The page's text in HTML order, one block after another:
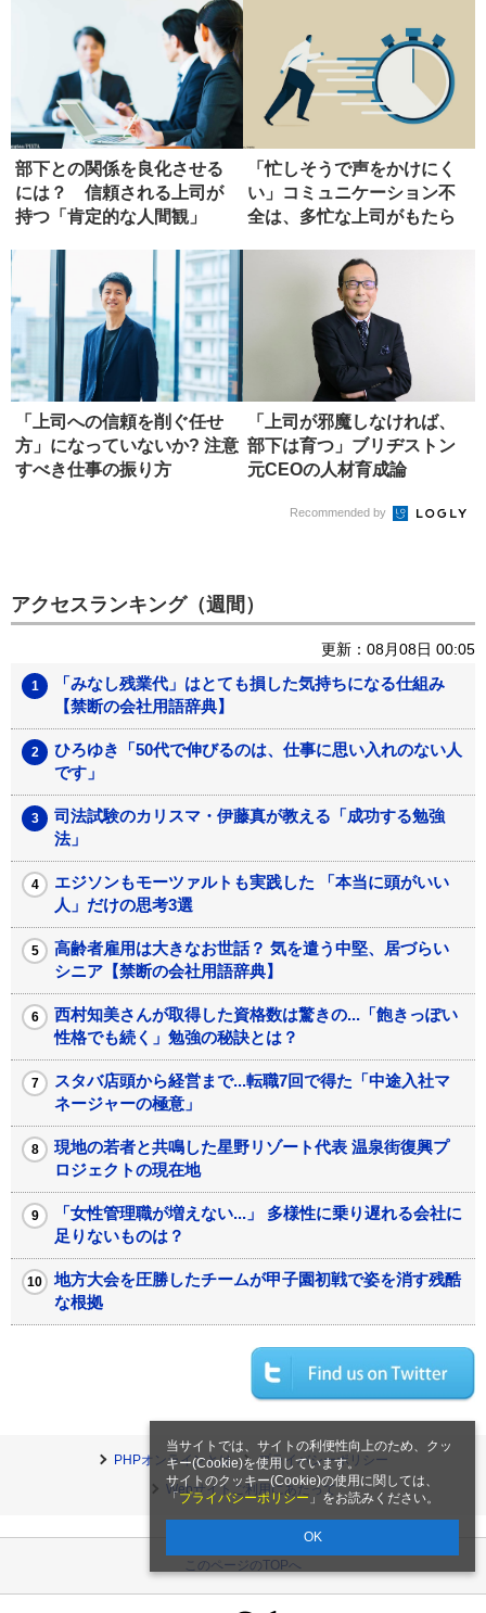
当サイトでは、サイトの利便性向上のため、クッ
キー(Cookie)を使用しています。
サイトのクッキー(Cookie)の使用に関しては、
「 プライバシーポリシー 」をお読みください。
OK
部下との関係を良化させる
には？ 信頼される上司が
持つ「肯定的な人間観」
「忙しそうで声をかけにく
い」コミュニケーション不
全は、多忙な上司がもたら
「上司への信頼を削ぐ任せ
方」になっていないか? 注意
すべき仕事の振り方
「上司が邪魔しなければ、
部下は育つ」ブリヂストン
元C‌E‌Oの人材育成論
Recommended by
アクセスランキング（週間）
更新：08月08日 00:05
「みなし残業代」はとても損した気持ちになる仕組み
【禁断の会社用語辞典】
ひろゆき「50代で伸びるのは、仕事に思い入れのない人
です」
司法試験のカリスマ・伊藤真が教える「成功する勉強
法」
エジソンもモーツァルトも実践した 「本当に頭がいい
人」だけの思考3選
高齢者雇用は大きなお世話？ 気を遣う中堅、居づらい
シニア【禁断の会社用語辞典】
西村知美さんが取得した資格数は驚きの...「飽きっぽい
性格でも続く」勉強の秘訣とは？
スタバ店頭から経営まで...転職7回で得た「中途入社マ
ネージャーの極意」
現地の若者と共鳴した星野リゾート代表 温泉街復興プ
ロジェクトの現在地
「女性管理職が増えない...」 多様性に乗り遅れる会社に
足りないものは？
地方大会を圧勝したチームが甲子園初戦で姿を消す残酷
な根拠
PHPオンラインとは
プライバシーポリシー
Webサイトご利用にあたって
このページのTOPへ